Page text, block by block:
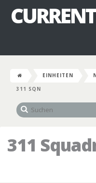
EINHEITEN
311 SQN
311